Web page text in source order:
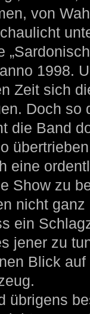
von
1998.
Zeit sich
Doch so
die Band
eine
Show zu
nicht
ein
jener zu
Blick
übrigens